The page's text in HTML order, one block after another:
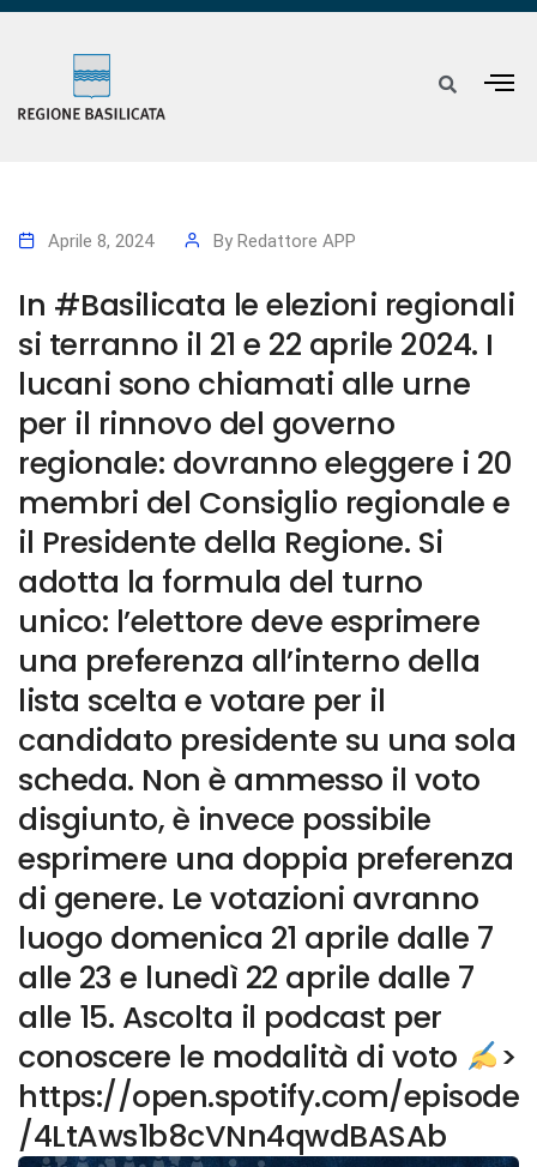
Aprile 8, 2024 By Redattore APP
In #Basilicata le elezioni regionali
si terranno il 21 e 22 aprile 2024. I
lucani sono chiamati alle urne
per il rinnovo del governo
regionale: dovranno eleggere i 20
membri del Consiglio regionale e
il Presidente della Regione. Si
adotta la formula del turno
unico: l’elettore deve esprimere
una preferenza all’interno della
lista scelta e votare per il
candidato presidente su una sola
scheda. Non è ammesso il voto
disgiunto, è invece possibile
esprimere una doppia preferenza
di genere. Le votazioni avranno
luogo domenica 21 aprile dalle 7
alle 23 e lunedì 22 aprile dalle 7
alle 15. Ascolta il podcast per
conoscere le modalità di voto
>
https://open.spotify.com/episode
/4LtAws1b8cVNn4qwdBASAb